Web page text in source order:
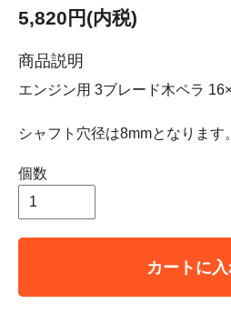
5,820円(内税)
商品説明
エンジン用 3ブレード木ペラ
シャフト穴径は8mmとなります。
個数
カートに